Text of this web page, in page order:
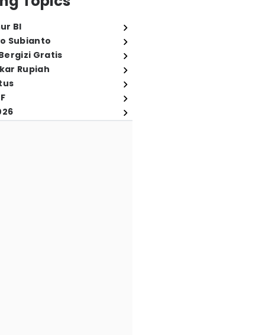
BI
Subianto
Gratis
Rupiah